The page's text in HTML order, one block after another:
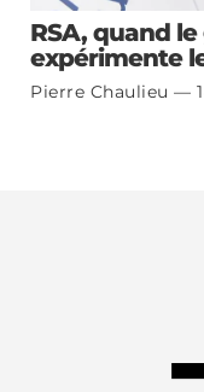
RSA, quand
expérimente
Pierre Chaulieu